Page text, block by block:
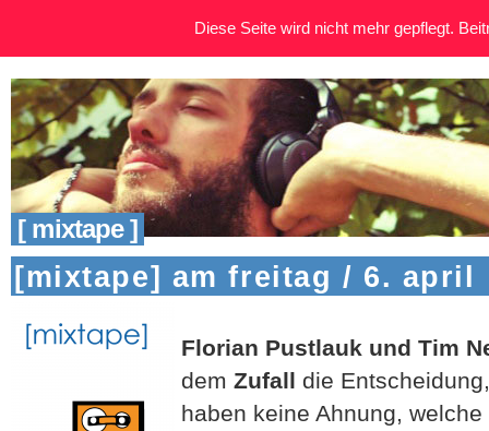
[ mixtape ]
[mixtape] am freitag / 6. april
Florian Pustlauk und Tim
dem Zufall die
haben keine Ahnung,
Diese Seite wird nicht mehr gepflegt.